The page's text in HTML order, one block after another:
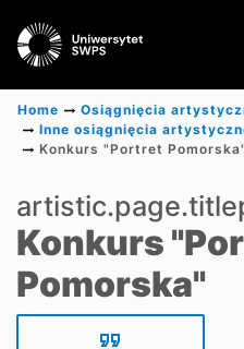
Communities & Collections
Scientific research results
Home
Osiągnięcia
Inne osiągnięcia
Konkurs "Portret Pomorska"
Konkurs
Pomorska"